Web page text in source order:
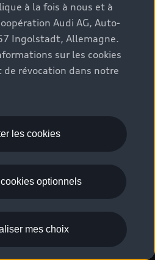
EUR
à la fois à nous et à
Audi AG, Auto-
Ingolstadt, Allemagne.
sur les cookies
révocation dans notre
les cookies
optionnels
mes choix